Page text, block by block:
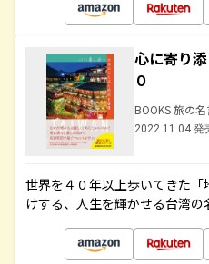
心に寄り
０
BOOKS 旅の
2022.11.04 発
世界を４０年以上歩いてきた
けする、人生を輝かせる台湾